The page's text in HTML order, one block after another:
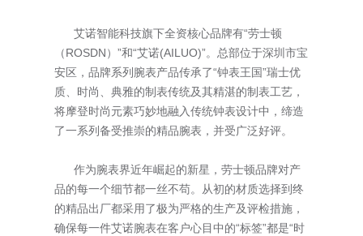
艾诺智能科技旗下全资核心品牌有“劳士顿
（ROSDN）”和“艾诺(AILUO)”。总部位于深圳市宝
安区，品牌系列腕表产品传承了“钟表王国”瑞士优
质、时尚、典雅的制表传统及其精湛的制表工艺，
将摩登时尚元素巧妙地融入传统钟表设计中，缔造
了一系列备受推崇的精品腕表，并受广泛好评。
作为腕表界近年崛起的新星，劳士顿品牌对产
品的每一个细节都一丝不苟。从初的材质选择到终
的精品出厂都采用了极为严格的生产及评检措施，
确保每一件艾诺腕表在客户心目中的“标签”都是“时